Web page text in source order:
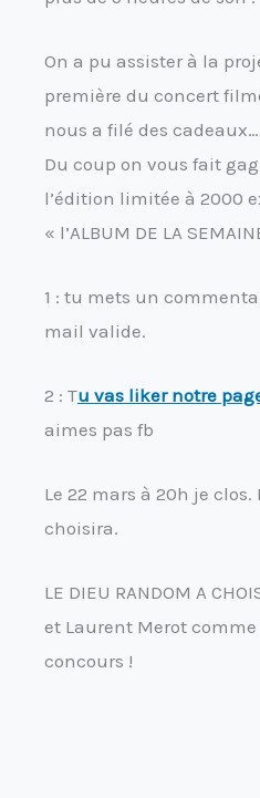
On a pu assister à la
première du concert
nous a filé des cadeaux…
Du coup on vous fait
l’édition limitée à 2000
« l’ALBUM DE LA
1 : tu mets un
mail valide.
2 : Tu vas liker notre
aimes pas fb
Le 22 mars à 20h je
choisira.
LE DIEU RANDOM A
et Laurent Merot
concours !